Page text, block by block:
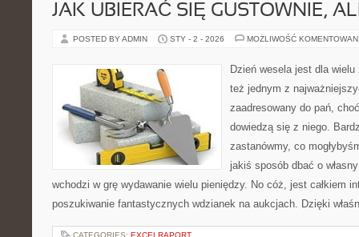
JAK UBIERAĆ SIĘ GUSTOWNIE,
POSTED BY ADMIN STY - 2 - 2026 MOŻLIWOŚĆ
Dzień wesela jest dla
też jednym z
zaadresowany do pań,
dowiedzą się z niego.
zastanówmy, co
jakiś sposób dbać o
wchodzi w grę wydawanie wielu pieniędzy. No cóż, jest całkiem
poszukiwanie fantastycznych wdzianek na aukcjach. Dzięki
CATEGORIES: EXCELRAPORT